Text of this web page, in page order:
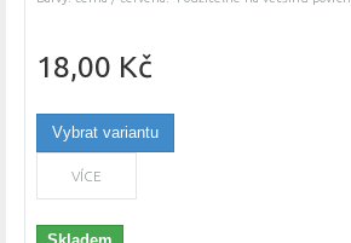
18,00 Kč
Vybrat variantu
VÍCE